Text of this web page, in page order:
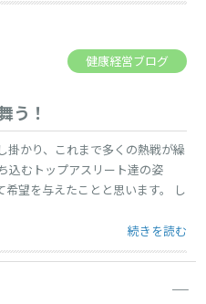
健康経営ブログ
う！
掛かり、これまで多くの熱戦が繰
込むトップアスリート達の姿
望を与えたことと思います。 し
“「金色の鶴
続きを読む